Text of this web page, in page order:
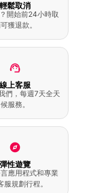
輕鬆取消
開始前24小時取
獲退款。
線上客服
們，每週7天全天
候服務。
彈性遊覽
應用程式和專業
服規劃行程。